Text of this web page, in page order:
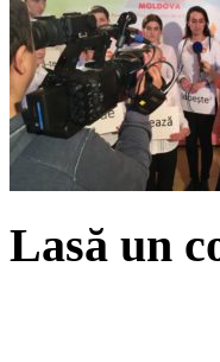
Lasă un